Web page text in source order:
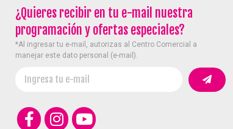
¿Quieres recibir en tu e-mail nuestra
programación y ofertas especiales?
*Al ingresar tu e-mail, autorizas al Centro Comercial a
manejar este dato personal (e-mail).
Éxito Emmsa